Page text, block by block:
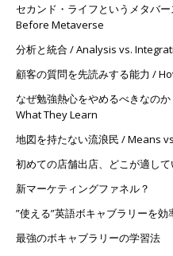
セカンド・ライフというメタバ
Before Metaverse
分析と統合 / Analysis vs.
顧客の質問を先読みする能力 /
なぜ勉強熱心をやめるべきなの
What They Learn
地図を持たない流浪民 / Means
初めての店舗出店、どこが適して
新マーケティングファネル？
”使える”英語ボキャブラリーを
最強のボキャブラリーの学習法